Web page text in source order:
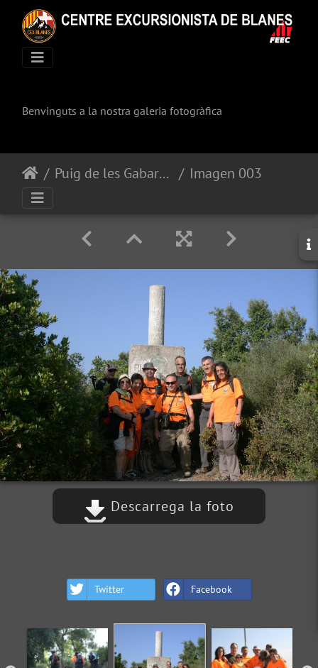
Benvinguts a la nostra galeria fotogràfica
Puig de les Gabarres Imagen 003
Descarrega la foto
Twitter Facebook